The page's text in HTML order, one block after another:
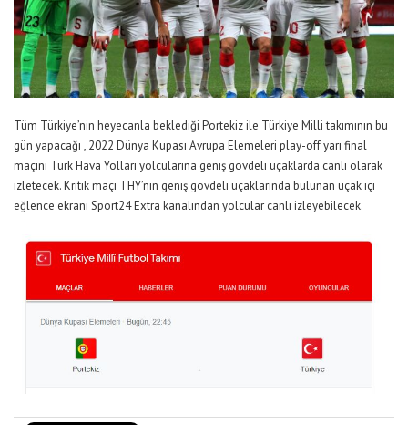
Tüm Türkiye’nin heyecanla beklediği Portekiz ile Türkiye Milli takımının bu
gün yapacağı , 2022 Dünya Kupası Avrupa Elemeleri play-off yarı final
maçını Türk Hava Yolları yolcularına geniş gövdeli uçaklarda canlı olarak
izletecek. Kritik maçı THY’nin geniş gövdeli uçaklarında bulunan uçak içi
eğlence ekranı Sport24 Extra kanalından yolcular canlı izleyebilecek.